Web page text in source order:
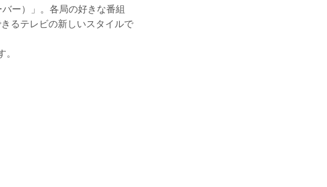
ー）」。各局の好きな番組
るテレビの新しいスタイルで